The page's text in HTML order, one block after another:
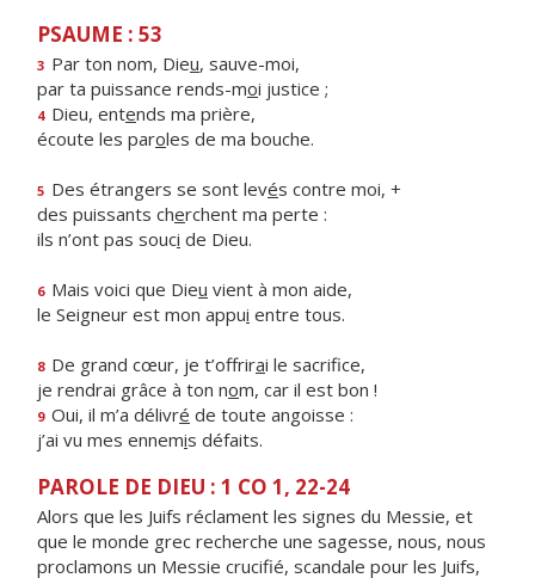
PSAUME : 53
3 Par ton nom, Dieu, sauve-moi,
par ta puissance rends-moi justice ;
4 Dieu, entends ma prière,
écoute les paroles de ma bouche.
5 Des étrangers se sont levés contre moi, +
des puissants cherchent ma perte :
ils n’ont pas souci de Dieu.
6 Mais voici que Dieu vient à mon aide,
le Seigneur est mon appui entre tous.
8 De grand cœur, je t’offrirai le sacrifice,
je rendrai grâce à ton nom, car il est bon !
9 Oui, il m’a délivré de toute angoisse :
j’ai vu mes ennemis défaits.
PAROLE DE DIEU : 1 CO 1, 22-24
Alors que les Juifs réclament les signes du Messie, et
que le monde grec recherche une sagesse, nous, nous
proclamons un Messie crucifié, scandale pour les Juifs,